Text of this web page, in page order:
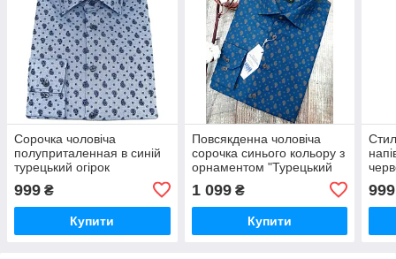
Сорочка чоловіча
полуприталенная в синій
турецький огірок
999 ₴
Купити
Повсякденна чоловіча
сорочка синього кольору з
орнаментом "Турецький
1 099₴
Купити
999